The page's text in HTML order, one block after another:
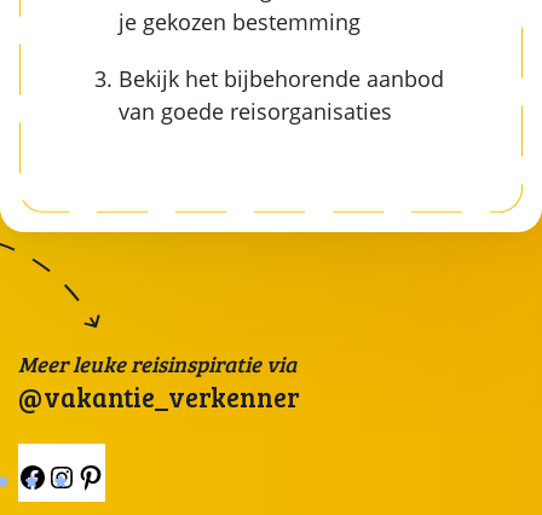
je gekozen bestemming
Bekijk het bijbehorende aanbod
van goede reisorganisaties
Meer leuke reisinspiratie via
@vakantie_verkenner